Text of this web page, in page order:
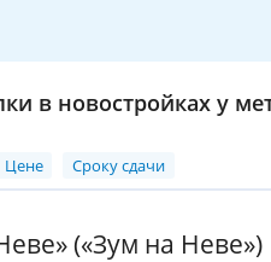
в новостройках у
Цене Сроку сдачи
(«Зум на Неве»)